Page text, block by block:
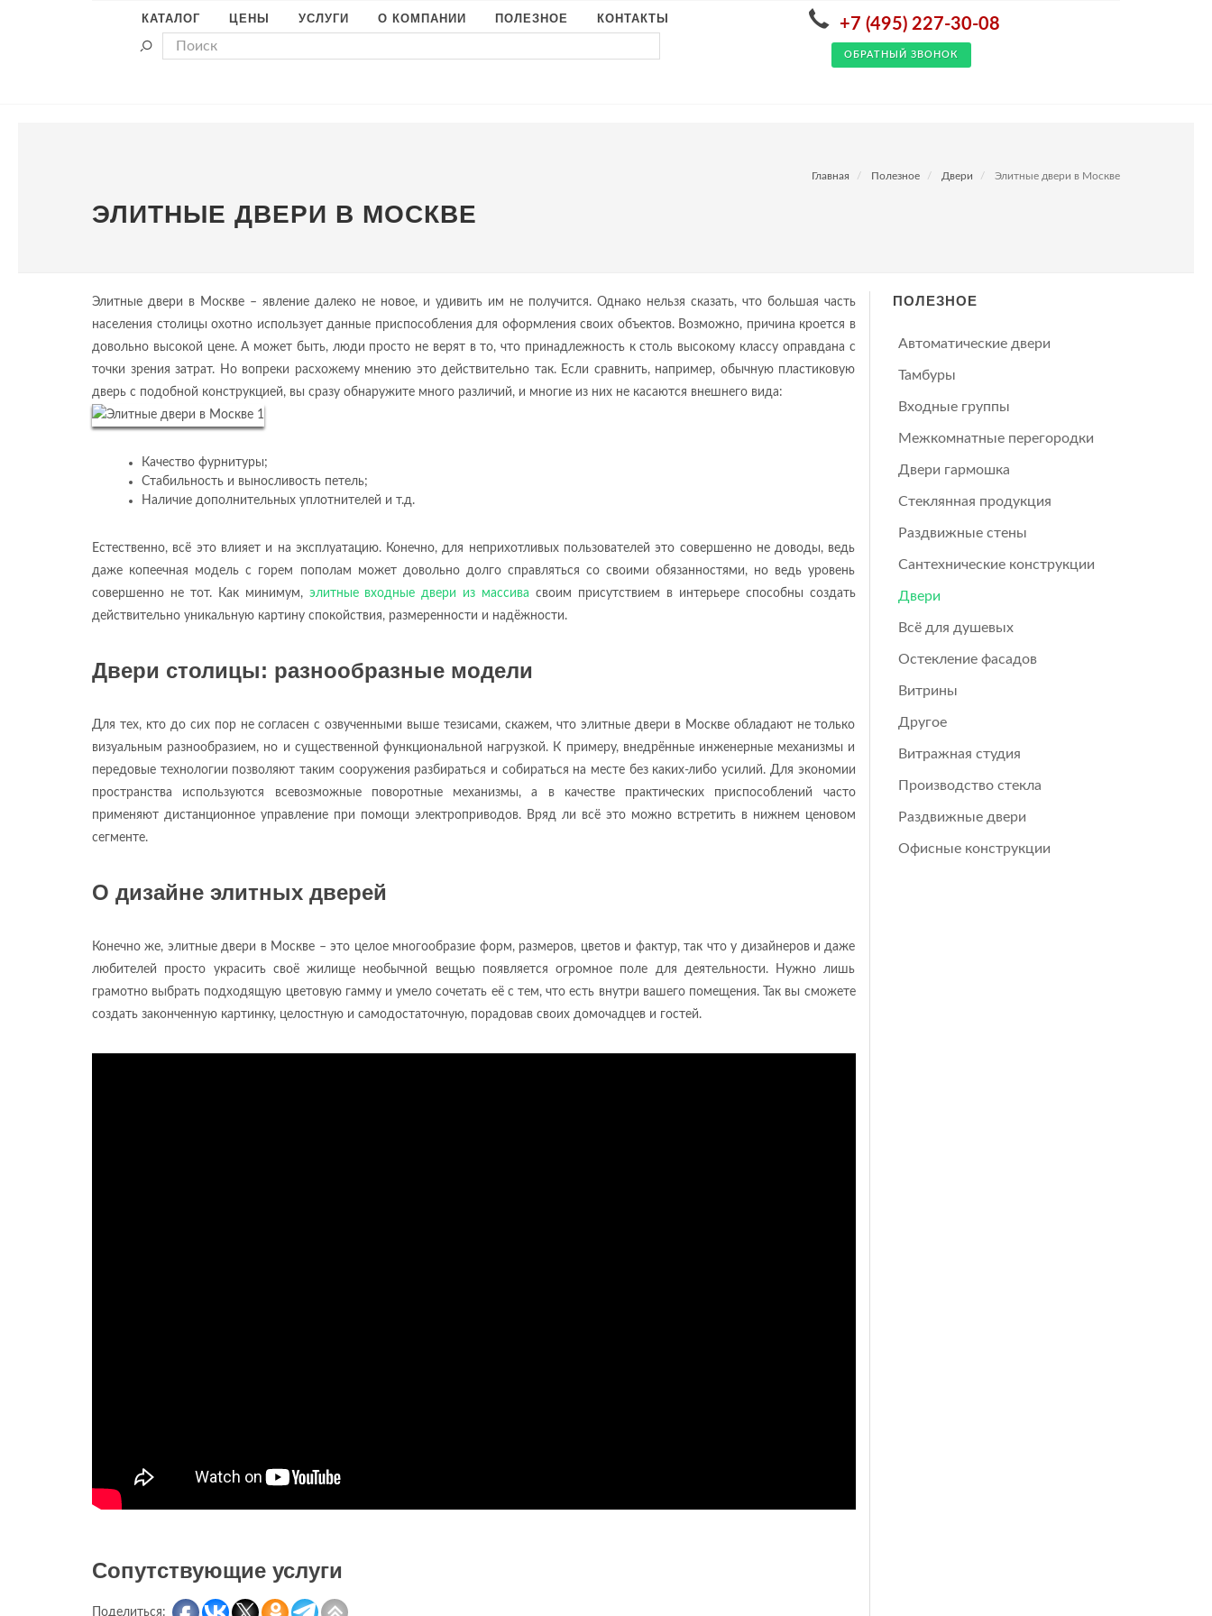
КАТАЛОГ ЦЕНЫ УСЛУГИ О КОМПАНИИ ПОЛЕЗНОЕ КОНТАКТЫ +7 (495) 227-30-08
ОБРАТНЫЙ ЗВОНОК
Главная Полезное Двери Элитные двери в Москве
ЭЛИТНЫЕ ДВЕРИ В МОСКВЕ
Элитные двери в Москве – явление далеко не новое, и удивить им не получится. Однако нельзя сказать, что большая часть
населения столицы охотно использует данные приспособления для оформления своих объектов. Возможно, причина кроется в
довольно высокой цене. А может быть, люди просто не верят в то, что принадлежность к столь высокому классу оправдана с
точки зрения затрат. Но вопреки расхожему мнению это действительно так. Если сравнить, например, обычную пластиковую
дверь с подобной конструкцией, вы сразу обнаружите много различий, и многие из них не касаются внешнего вида:
Качество фурнитуры;
Стабильность и выносливость петель;
Наличие дополнительных уплотнителей и т.д.
Естественно, всё это влияет и на эксплуатацию. Конечно, для неприхотливых пользователей это совершенно не доводы, ведь
даже копеечная модель с горем пополам может довольно долго справляться со своими обязанностями, но ведь уровень
совершенно не тот. Как минимум, элитные входные двери из массива своим присутствием в интерьере способны создать
действительно уникальную картину спокойствия, размеренности и надёжности.
Двери столицы: разнообразные модели
Для тех, кто до сих пор не согласен с озвученными выше тезисами, скажем, что элитные двери в Москве обладают не только
визуальным разнообразием, но и существенной функциональной нагрузкой. К примеру, внедрённые инженерные механизмы и
передовые технологии позволяют таким сооружения разбираться и собираться на месте без каких-либо усилий. Для экономии
пространства используются всевозможные поворотные механизмы, а в качестве практических приспособлений часто
применяют дистанционное управление при помощи электроприводов. Вряд ли всё это можно встретить в нижнем ценовом
сегменте.
О дизайне элитных дверей
Конечно же, элитные двери в Москве – это целое многообразие форм, размеров, цветов и фактур, так что у дизайнеров и даже
любителей просто украсить своё жилище необычной вещью появляется огромное поле для деятельности. Нужно лишь
грамотно выбрать подходящую цветовую гамму и умело сочетать её с тем, что есть внутри вашего помещения. Так вы сможете
создать законченную картинку, целостную и самодостаточную, порадовав своих домочадцев и гостей.
Сопутствующие услуги
Поделиться:
ПОЛЕЗНОЕ
Автоматические двери
Тамбуры
Входные группы
Межкомнатные перегородки
Двери гармошка
Стеклянная продукция
Раздвижные стены
Сантехнические конструкции
Двери
Всё для душевых
Остекление фасадов
Витрины
Другое
Витражная студия
Производство стекла
Раздвижные двери
Офисные конструкции